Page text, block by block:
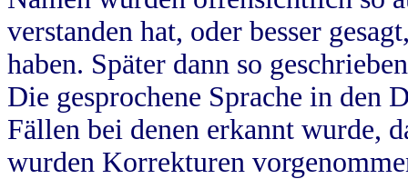
verstanden hat, oder besser
haben. Später dann so
Die gesprochene Sprache in
Fällen bei denen erkannt wurde,
wurden Korrekturen